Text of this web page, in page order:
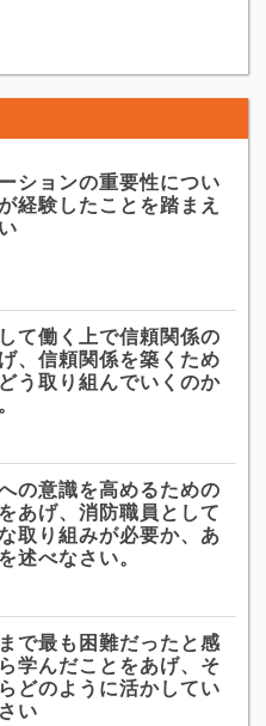
ションの重要性につい
経験したことを踏まえ
て働く上で信頼関係の
、信頼関係を築くため
う取り組んでいくのか
の意識を高めるための
あげ、消防職員として
取り組みが必要か、あ
述べなさい。
で最も困難だったと感
学んだことをあげ、そ
どのように活かしてい
い